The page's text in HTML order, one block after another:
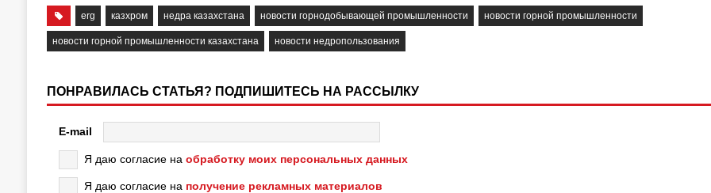
erg казхром недра казахстана новости горнодобывающей промышленности новости горной промышленности
новости горной промышленности казахстана новости недропользования
ПОНРАВИЛАСЬ СТАТЬЯ? ПОДПИШИТЕСЬ НА РАССЫЛКУ
E-mail
Я даю согласие на обработку моих персональных данных
Я даю согласие на получение рекламных материалов